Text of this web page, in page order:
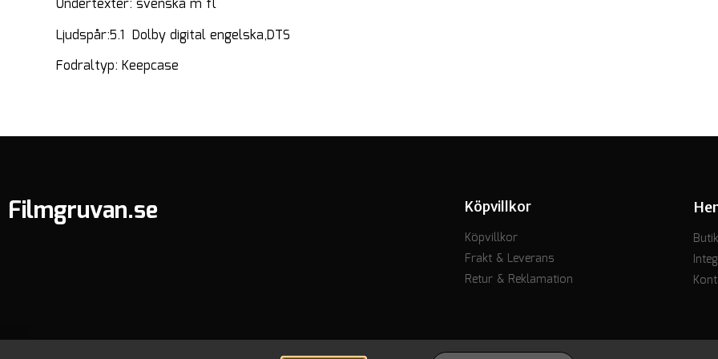
Undertexter: svenska m fl
Ljudspår:5.1 Dolby digital engelska,DTS
Fodraltyp: Keepcase
Filmgruvan.se
Köpvillkor
Köpvillkor
Frakt & Leverans
Retur & Reklamation
Butik